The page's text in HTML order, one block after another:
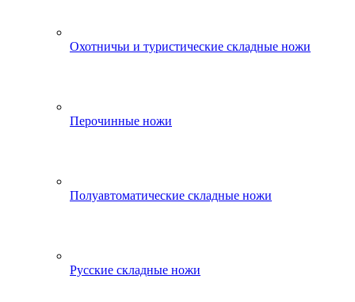
Охотничьи и туристические складные ножи
Перочинные ножи
Полуавтоматические складные ножи
Русские складные ножи